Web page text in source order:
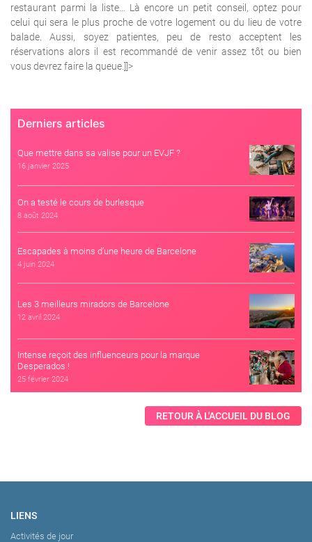
Derniers articles
Que mettre dans sa valise pour un EVJF ?
16 janvier 2025
On a testé le cours de burlesque
8 août 2024
Escapades à moins d’une heure de Barcelone
4 juin 2024
Les 3 meilleurs miradors de Barcelone
12 avril 2024
Intense reçoit des influenceurs pour la marque
Desperados !
25 février 2024
RETOUR À L'ACCUEIL DU BLOG
restaurant parmi la liste… Là encore un petit conseil, optez pour
celui qui sera le plus proche de votre logement ou du lieu de votre
balade. Aussi, soyez patientes, peu de resto acceptent les
réservations alors il est recommandé de venir assez tôt ou bien
vous devrez faire la queue.]]>
LIENS
Activités de jour